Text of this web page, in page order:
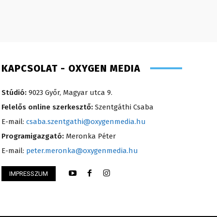
– operatőr, vágó – 2017
KAPCSOLAT - OXYGEN MEDIA
Stúdió: 9023 Győr, Magyar utca 9.
Felelős online szerkesztő: Szentgáthi Csaba
E-mail: csaba.szentgathi@oxygenmedia.hu
Programigazgató: Meronka Péter
E-mail: peter.meronka@oxygenmedia.hu
IMPRESSZUM